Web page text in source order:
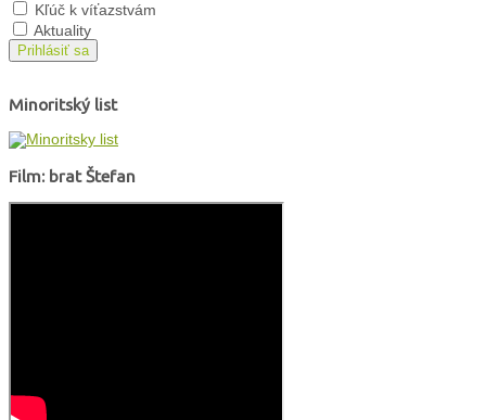
Kľúč k víťazstvám
Aktuality
Prihlásiť sa
Minoritský list
Film: brat Štefan